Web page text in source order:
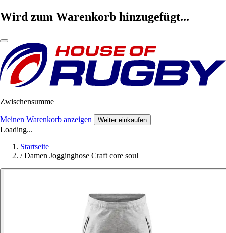
Wird zum Warenkorb hinzugefügt...
Zwischensumme
Meinen Warenkorb anzeigen Weiter einkaufen
Loading...
Startseite
/ Damen Jogginghose Craft core soul